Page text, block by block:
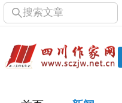
搜索文章
机构